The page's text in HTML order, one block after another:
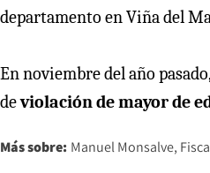
departamento en Viña del
En noviembre del año
deviolación de mayor de
Más sobre: Manuel Monsalve